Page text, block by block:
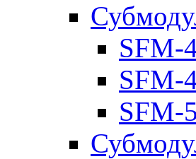
SFM-
SFM-
SFM-